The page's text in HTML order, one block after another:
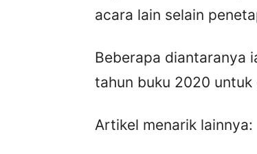
acara lain selain
Beberapa diantaranya
tahun buku 2020
Artikel menarik lainnya: